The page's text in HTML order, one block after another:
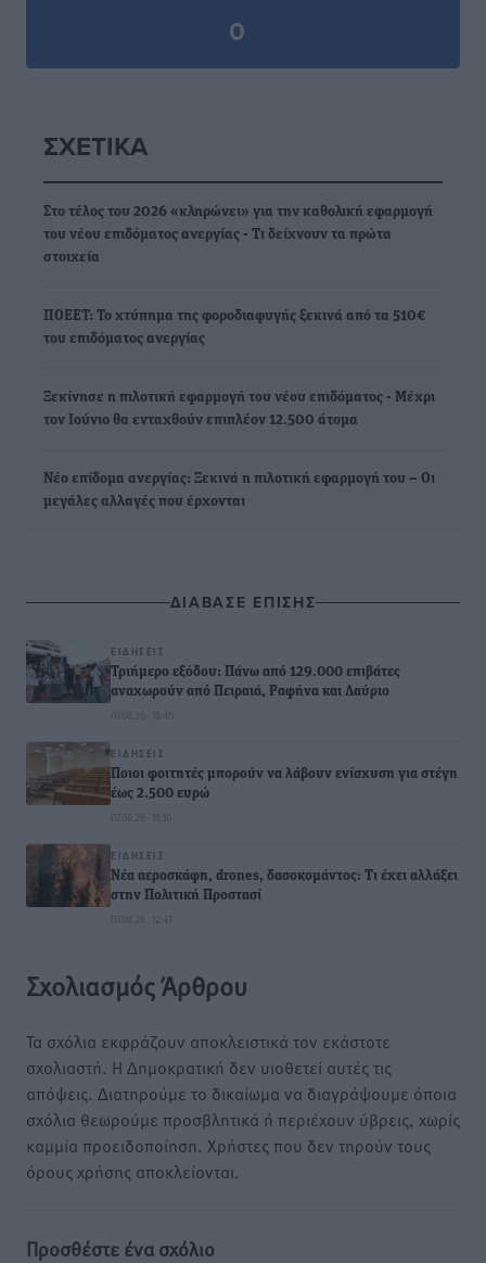
0
ΣΧΕΤΙΚΆ
Στο τέλος του 2026 «κληρώνει» για την καθολική εφαρμογή
του νέου επιδόματος ανεργίας - Τι δείχνουν τα πρώτα
στοιχεία
ΠΟΕΕΤ: Το χτύπημα της φοροδιαφυγής ξεκινά από τα 510€
του επιδόματος ανεργίας
Ξεκίνησε η πιλοτική εφαρμογή του νέου επιδόματος - Μέχρι
τον Ιούνιο θα ενταχθούν επιπλέον 12.500 άτομα
Νέο επίδομα ανεργίας: Ξεκινά η πιλοτική εφαρμογή του – Οι
μεγάλες αλλαγές που έρχονται
ΔΙΑΒΑΣΕ ΕΠΙΣΗΣ
ΕΙΔΉΣΕΙΣ
Τριήμερο εξόδου: Πάνω από 129.000 επιβάτες
αναχωρούν από Πειραιά, Ραφήνα και Λαύριο
07.08.26 · 18:45
ΕΙΔΉΣΕΙΣ
Ποιοι φοιτητές μπορούν να λάβουν ενίσχυση για στέγη
έως 2.500 ευρώ
07.08.26 · 18:10
ΕΙΔΉΣΕΙΣ
Νέα αεροσκάφη, drones, δασοκομάντος: Τι έχει αλλάξει
στην Πολιτική Προστασί
07.08.26 · 12:47
Σχολιασμός Άρθρου
Τα σχόλια εκφράζουν αποκλειστικά τον εκάστοτε
σχολιαστή. Η Δημοκρατική δεν υιοθετεί αυτές τις
απόψεις. Διατηρούμε το δικαίωμα να διαγράψουμε όποια
σχόλια θεωρούμε προσβλητικά ή περιέχουν ύβρεις, χωρίς
καμμία προειδοποίηση. Χρήστες που δεν τηρούν τους
όρους χρήσης αποκλείονται.
Προσθέστε ένα σχόλιο